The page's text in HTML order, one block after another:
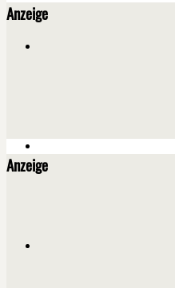
Anzeige
Anzeige